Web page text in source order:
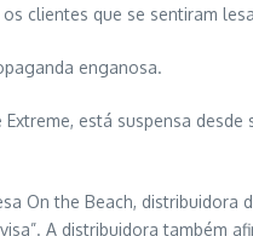
clientes que se sentiram
enganosa.
está suspensa
On the Beach, distribuidora
A distribuidora também